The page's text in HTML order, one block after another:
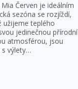
Červen je ideálním
sezóna se rozjíždí,
užijeme teplého
jedinečnou přírodní
atmosférou, jsou
s výlety…